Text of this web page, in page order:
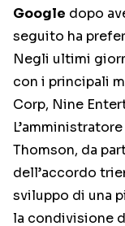
Google dopo
seguito ha
Negli ultimi
con i principali
Corp, Nine
Thomson, da
dell’accordo
sviluppo di una
la condivisione